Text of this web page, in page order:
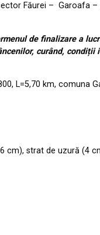
Făurei – Garoafa –
de finalizare a
curând, condiții
L=5,70 km, comuna
cm), strat de uzură (4